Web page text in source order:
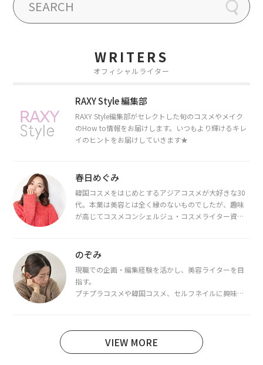
WRITERS
オフィシャルライター
RAXY Style 編集部
RAXY Style編集部がセレクトした旬のコスメやメイク
のHow to情報をお届けします。いつもより輝けるキレ
イのヒントをお届けしていきます★
春日めぐみ
韓国コスメをはじめとするアジアコスメが大好きな30
代。本業は美容とは全く縁のないものでしたが、趣味
が高じてコスメコンシェルジュ・コスメライター資格
断・骨格診断によるイメージコンサルティングも行っ
のぞみ
現職での企画・編集経験を活かし、美容ライターを目
指す。
プチプラコスメや韓国コスメ、セルフネイルに興味が
日本化粧品検定1級保有。
VIEW MORE